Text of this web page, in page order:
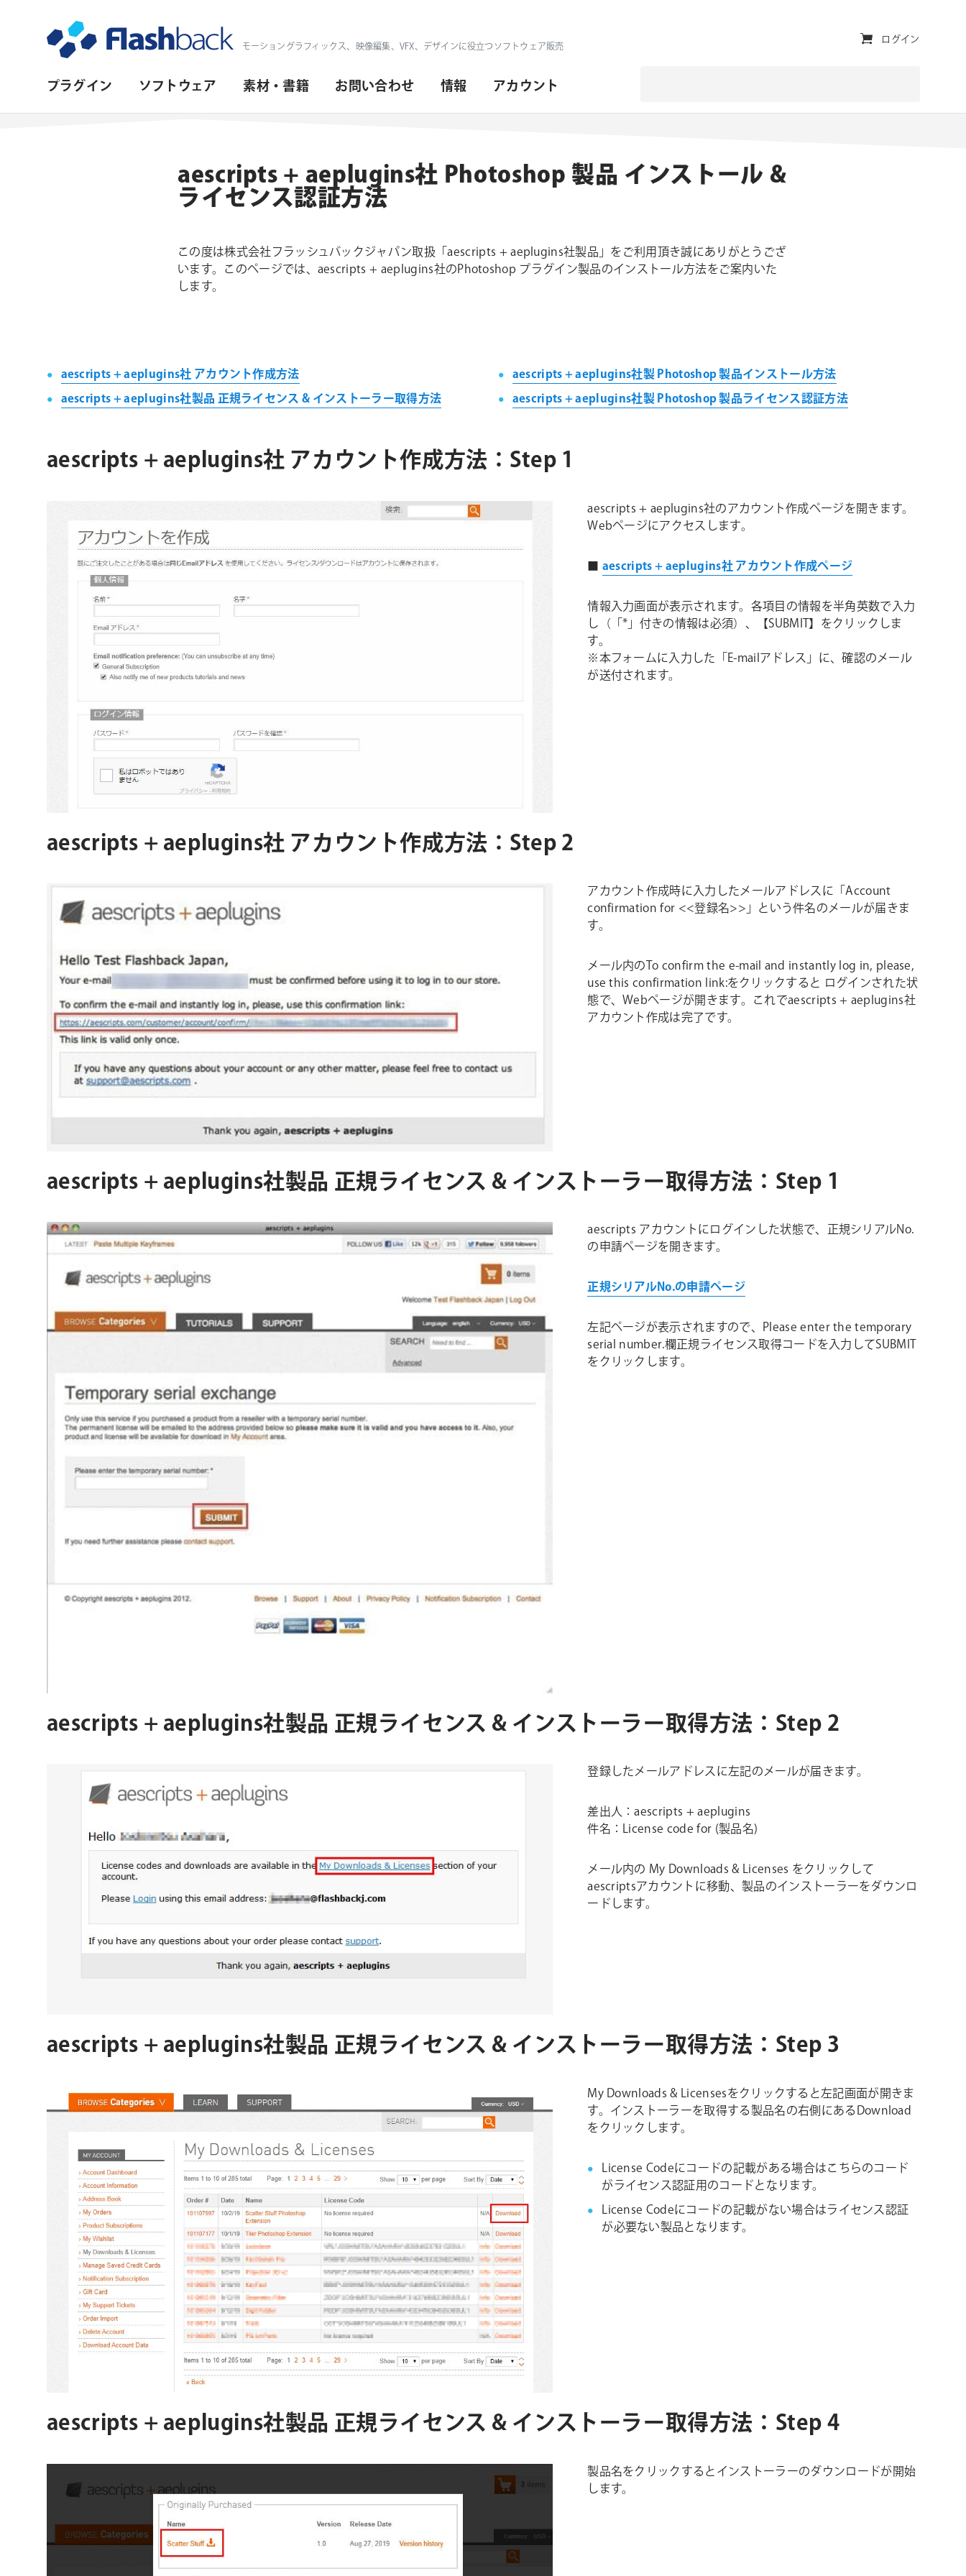
モーショングラフィックス、映像編集、VFX、デザインに役立つソフトウェア販売
プ
プラグイン ソフトウェア 素材・書籍 お問い合わせ 情報 アカウント
ユ
ィ
ログイン
aescripts + aeplugins社 Photoshop 製品 インストール &
ライセンス認証方法
この度は株式会社フラッシュバックジャパン取扱「aescripts + aeplugins社製品」をご利用頂き誠にありがとうござ
います。このページでは、aescripts + aeplugins社のPhotoshop プラグイン製品のインストール方法をご案内いた
します。
aescripts + aeplugins社 アカウント作成方法
aescripts + aeplugins社製品 正規ライセンス & インストーラー取得方法
aescripts + aeplugins社製 Photoshop 製品インストール方法
aescripts + aeplugins社製 Photoshop 製品ライセンス認証方法
aescripts + aeplugins社 アカウント作成方法：Step 1
aescripts + aeplugins社のアカウント作成ページを開きます。
Webページにアクセスします。
■ aescripts + aeplugins社 アカウント作成ページ
情報入力画面が表示されます。各項目の情報を半角英数で入力
し（「*」付きの情報は必須）、【SUBMIT】をクリックしま
す。
※本フォームに入力した「E-mailアドレス」に、確認のメール
が送付されます。
aescripts + aeplugins社 アカウント作成方法：Step 2
アカウント作成時に入力したメールアドレスに「Account
confirmation for <<登録名>>」という件名のメールが届きま
す。
メール内のTo confirm the e-mail and instantly log in, please,
use this confirmation link:をクリックすると ログインされた状
態で、Webページが開きます。これでaescripts + aeplugins社
アカウント作成は完了です。
aescripts + aeplugins社製品 正規ライセンス & インストーラー取得方法：Step 1
aescripts アカウントにログインした状態で、正規シリアルNo.
の申請ページを開きます。
正規シリアルNo.の申請ページ
左記ページが表示されますので、Please enter the temporary
serial number.欄正規ライセンス取得コードを入力してSUBMIT
をクリックします。
aescripts + aeplugins社製品 正規ライセンス & インストーラー取得方法：Step 2
登録したメールアドレスに左記のメールが届きます。
差出人：aescripts + aeplugins
件名：License code for (製品名)
メール内の My Downloads & Licenses をクリックして
aescriptsアカウントに移動、製品のインストーラーをダウンロ
ードします。
aescripts + aeplugins社製品 正規ライセンス & インストーラー取得方法：Step 3
My Downloads & Licensesをクリックすると左記画面が開きま
す。インストーラーを取得する製品名の右側にあるDownload
をクリックします。
License Codeにコードの記載がある場合はこちらのコード
がライセンス認証用のコードとなります。
License Codeにコードの記載がない場合はライセンス認証
が必要ない製品となります。
aescripts + aeplugins社製品 正規ライセンス & インストーラー取得方法：Step 4
製品名をクリックするとインストーラーのダウンロードが開始
します。